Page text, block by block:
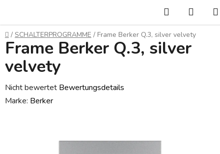
springen
Suchen
Startseite
/ SCHALTERPROGRAMME / Frame Berker Q.3, silver velvety
Frame Berker Q.3, silver
velvety
Die
durchschnittliche
Nicht bewertet Bewertungsdetails
Marke: Berker